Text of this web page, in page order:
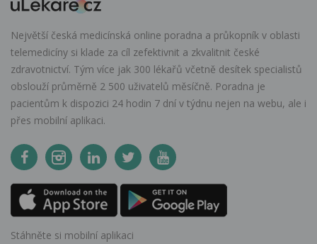
Největší česká medicínská online poradna a průkopník v oblasti
telemedicíny si klade za cíl zefektivnit a zkvalitnit české
zdravotnictví. Tým více jak 300 lékařů včetně desítek specialistů
obslouží průměrně 2 500 uživatelů měsíčně. Poradna je
pacientům k dispozici 24 hodin 7 dní v týdnu nejen na webu, ale i
přes mobilní aplikaci.
Stáhněte si mobilní aplikaci